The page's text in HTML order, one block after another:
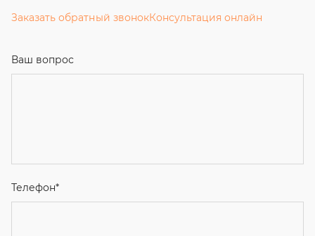
Заказать обратный звонокКонсультация онлайн
Ваш вопрос